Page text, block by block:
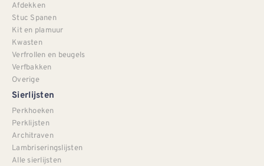
Afdekken
Stuc Spanen
Kit en plamuur
Kwasten
Verfrollen en beugels
Verfbakken
Overige
Sierlijsten
Perkhoeken
Perklijsten
Architraven
Lambriseringslijsten
Alle sierlijsten